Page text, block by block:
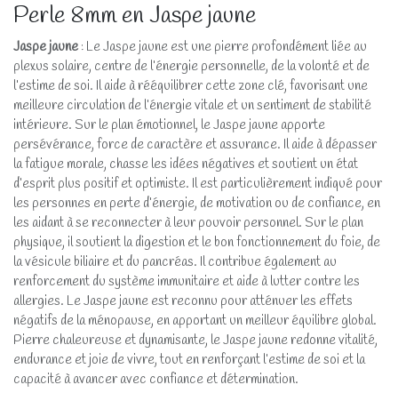
Perle 8mm en Jaspe jaune
Jaspe jaune : Le Jaspe jaune est une pierre profondément liée au
plexus solaire, centre de l’énergie personnelle, de la volonté et de
l’estime de soi. Il aide à rééquilibrer cette zone clé, favorisant une
meilleure circulation de l’énergie vitale et un sentiment de stabilité
intérieure. Sur le plan émotionnel, le Jaspe jaune apporte
persévérance, force de caractère et assurance. Il aide à dépasser
la fatigue morale, chasse les idées négatives et soutient un état
d’esprit plus positif et optimiste. Il est particulièrement indiqué pour
les personnes en perte d’énergie, de motivation ou de confiance, en
les aidant à se reconnecter à leur pouvoir personnel. Sur le plan
physique, il soutient la digestion et le bon fonctionnement du foie, de
la vésicule biliaire et du pancréas. Il contribue également au
renforcement du système immunitaire et aide à lutter contre les
allergies. Le Jaspe jaune est reconnu pour atténuer les effets
négatifs de la ménopause, en apportant un meilleur équilibre global.
Pierre chaleureuse et dynamisante, le Jaspe jaune redonne vitalité,
endurance et joie de vivre, tout en renforçant l’estime de soi et la
capacité à avancer avec confiance et détermination.